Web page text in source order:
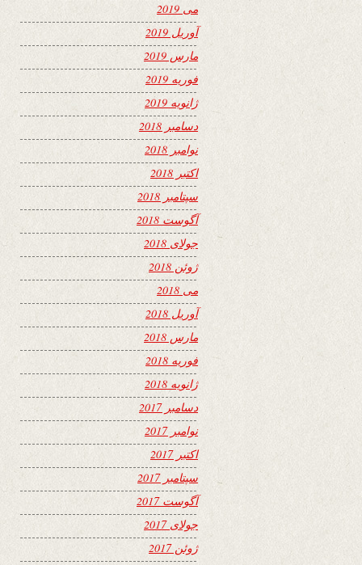
می 2019
آوریل 2019
مارس 2019
فوریه 2019
ژانویه 2019
دسامبر 2018
نوامبر 2018
اکتبر 2018
سپتامبر 2018
آگوست 2018
جولای 2018
ژوئن 2018
می 2018
آوریل 2018
مارس 2018
فوریه 2018
ژانویه 2018
دسامبر 2017
نوامبر 2017
اکتبر 2017
سپتامبر 2017
آگوست 2017
جولای 2017
ژوئن 2017